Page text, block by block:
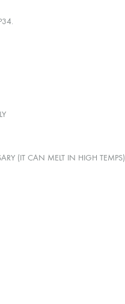
(IT CAN MELT IN HIGH TEMPS)